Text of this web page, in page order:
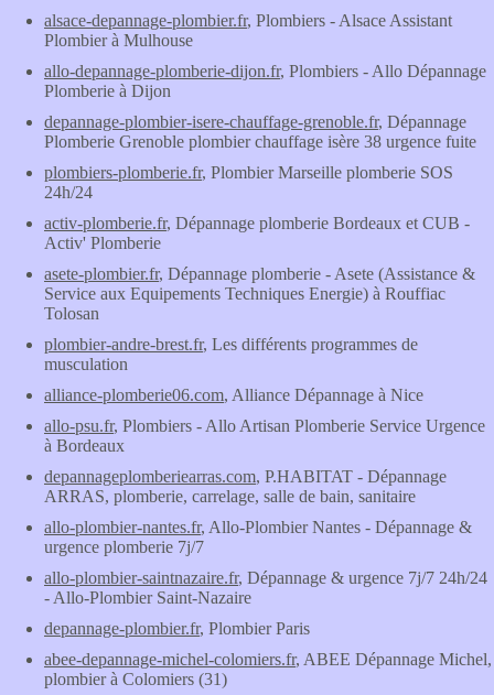
alsace-depannage-plombier.fr, Plombiers - Alsace Assistant
Plombier à Mulhouse
allo-depannage-plomberie-dijon.fr, Plombiers - Allo Dépannage
Plomberie à Dijon
depannage-plombier-isere-chauffage-grenoble.fr, Dépannage
Plomberie Grenoble plombier chauffage isère 38 urgence fuite
plombiers-plomberie.fr, Plombier Marseille plomberie SOS
24h/24
activ-plomberie.fr, Dépannage plomberie Bordeaux et CUB -
Activ' Plomberie
asete-plombier.fr, Dépannage plomberie - Asete (Assistance &
Service aux Equipements Techniques Energie) à Rouffiac
Tolosan
plombier-andre-brest.fr, Les différents programmes de
musculation
alliance-plomberie06.com, Alliance Dépannage à Nice
allo-psu.fr, Plombiers - Allo Artisan Plomberie Service Urgence
à Bordeaux
depannageplomberiearras.com, P.HABITAT - Dépannage
ARRAS, plomberie, carrelage, salle de bain, sanitaire
allo-plombier-nantes.fr, Allo-Plombier Nantes - Dépannage &
urgence plomberie 7j/7
allo-plombier-saintnazaire.fr, Dépannage & urgence 7j/7 24h/24
- Allo-Plombier Saint-Nazaire
depannage-plombier.fr, Plombier Paris
abee-depannage-michel-colomiers.fr, ABEE Dépannage Michel,
plombier à Colomiers (31)